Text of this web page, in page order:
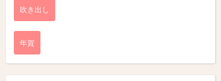
吹き出し
年賀